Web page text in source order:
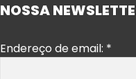
NOSSA
Endereço de email: *